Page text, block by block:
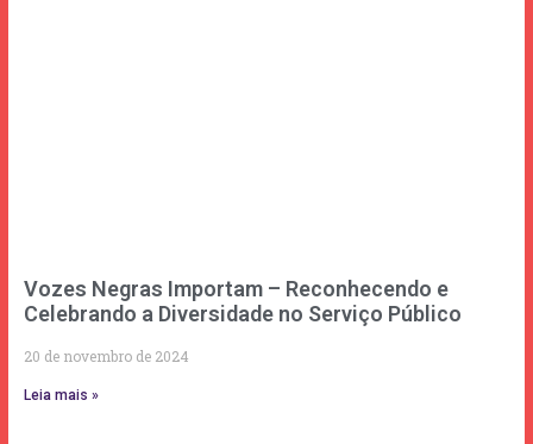
Vozes Negras Importam – Reconhecendo e
Celebrando a Diversidade no Serviço Público
20 de novembro de 2024
Leia mais »